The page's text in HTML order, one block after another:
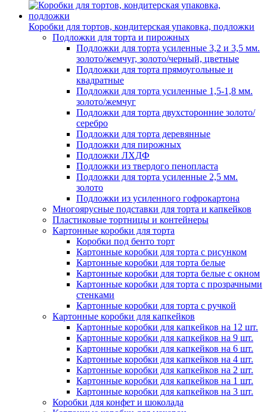
Коробки для тортов, кондитерская упаковка, подложки
Подложки для торта и пирожных
Подложки для торта усиленные 3,2 и 3,5 мм.
золото/жемчуг, золото/черный, цветные
Подложки для торта прямоугольные и
квадратные
Подложки для торта усиленные 1,5-1,8 мм.
золото/жемчуг
Подложки для торта двухсторонние золото/
серебро
Подложки для торта деревянные
Подложки для пирожных
Подложки ЛХДФ
Подложки из твердого пенопласта
Подложки для торта усиленные 2,5 мм.
золото
Подложки из усиленного гофрокартона
Многоярусные подставки для торта и капкейков
Пластиковые тортницы и контейнеры
Картонные коробки для торта
Коробки под бенто торт
Картонные коробки для торта с рисунком
Картонные коробки для торта белые
Картонные коробки для торта белые с окном
Картонные коробки для торта с прозрачными
стенками
Картонные коробки для торта с ручкой
Картонные коробки для капкейков
Картонные коробки для капкейков на 12 шт.
Картонные коробки для капкейков на 9 шт.
Картонные коробки для капкейков на 6 шт.
Картонные коробки для капкейков на 4 шт.
Картонные коробки для капкейков на 2 шт.
Картонные коробки для капкейков на 1 шт.
Картонные коробки для капкейков на 3 шт.
Коробки для конфет и шоколада